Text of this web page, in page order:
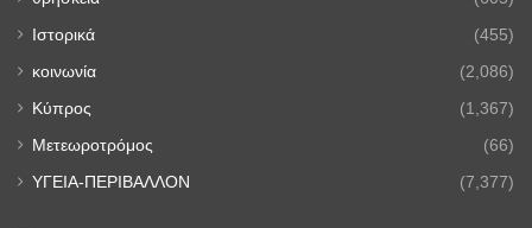
Ιστορικά (455)
κοινωνία (2,086)
Κύπρος (1,367)
Μετεωροτρόμος (66)
ΥΓΕΙΑ-ΠΕΡΙΒΑΛΛΟΝ (7,377)